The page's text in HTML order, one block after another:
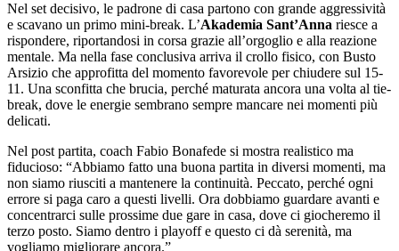
Nel set decisivo, le padrone di casa partono con grande aggressività
e scavano un primo mini-break. L’Akademia Sant’Anna riesce a
rispondere, riportandosi in corsa grazie all’orgoglio e alla reazione
mentale. Ma nella fase conclusiva arriva il crollo fisico, con Busto
Arsizio che approfitta del momento favorevole per chiudere sul 15-
11. Una sconfitta che brucia, perché maturata ancora una volta al tie-
break, dove le energie sembrano sempre mancare nei momenti più
delicati.
Nel post partita, coach Fabio Bonafede si mostra realistico ma
fiducioso: “Abbiamo fatto una buona partita in diversi momenti, ma
non siamo riusciti a mantenere la continuità. Peccato, perché ogni
errore si paga caro a questi livelli. Ora dobbiamo guardare avanti e
concentrarci sulle prossime due gare in casa, dove ci giocheremo il
terzo posto. Siamo dentro i playoff e questo ci dà serenità, ma
vogliamo migliorare ancora.”